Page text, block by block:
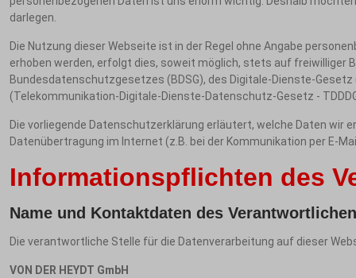
darlegen.
Die Nutzung dieser Webseite ist in der Regel ohne Angabe
erhoben werden, erfolgt dies, soweit möglich, stets auf freiwilliger
Bundesdatenschutzgesetzes (BDSG), des Digitale-Dienste-
(Telekommunikation-Digitale-Dienste-Datenschutz-Gesetz -
Die vorliegende Datenschutzerklärung erläutert, welche Daten wir
Datenübertragung im Internet (z.B. bei der Kommunikation per E-
Informationspflichten des
Name und Kontaktdaten des
Die verantwortliche Stelle für die Datenverarbeitung auf dieser
VON DER HEYDT GmbH